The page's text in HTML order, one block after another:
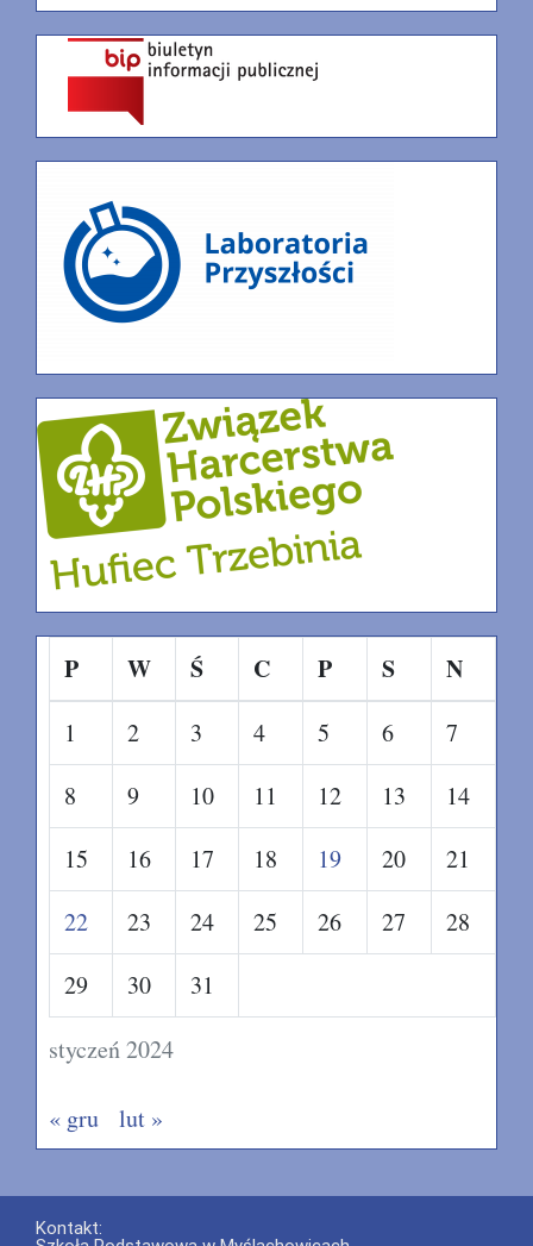
styczeń 2024
P W Ś C P S N
1 2 3 4 5 6
7
8
9 10 11 12 13
14
15
16 17 18 19 20
21
22
23 24 25 26 27
28
29
30 31
« gru lut »
Kontakt: